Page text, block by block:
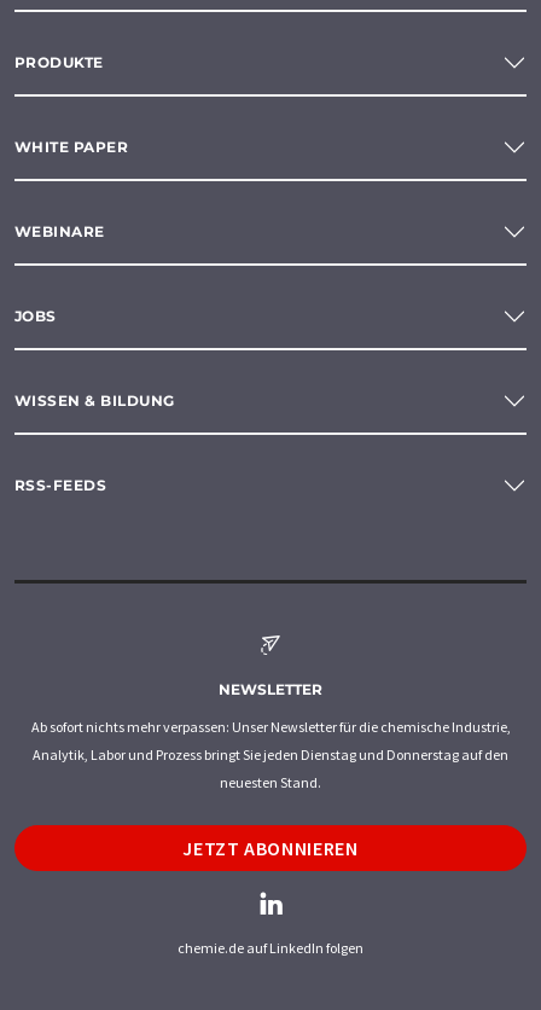
PRODUKTE
WHITE PAPER
WEBINARE
JOBS
WISSEN & BILDUNG
RSS-FEEDS
NEWSLETTER
Ab sofort nichts mehr verpassen: Unser Newsletter für die chemische Industrie,
Analytik, Labor und Prozess bringt Sie jeden Dienstag und Donnerstag auf den
neuesten Stand.
JETZT ABONNIEREN
chemie.de auf LinkedIn folgen